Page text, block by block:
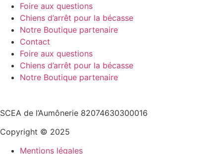
Foire aux questions
Chiens d’arrêt pour la bécasse
Notre Boutique partenaire
Contact
Foire aux questions
Chiens d’arrêt pour la bécasse
Notre Boutique partenaire
SCEA de l’Aumônerie 82074630300016
Copyright © 2025
Mentions légales